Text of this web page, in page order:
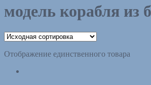
модель корабля из
Отображение единственного товара